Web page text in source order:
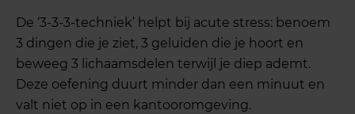
De ‘3-3-3-techniek’ helpt bij acute stress: benoem
3 dingen die je ziet, 3 geluiden die je hoort en
beweeg 3 lichaamsdelen terwijl je diep ademt.
Deze oefening duurt minder dan een minuut en
valt niet op in een kantooromgeving.